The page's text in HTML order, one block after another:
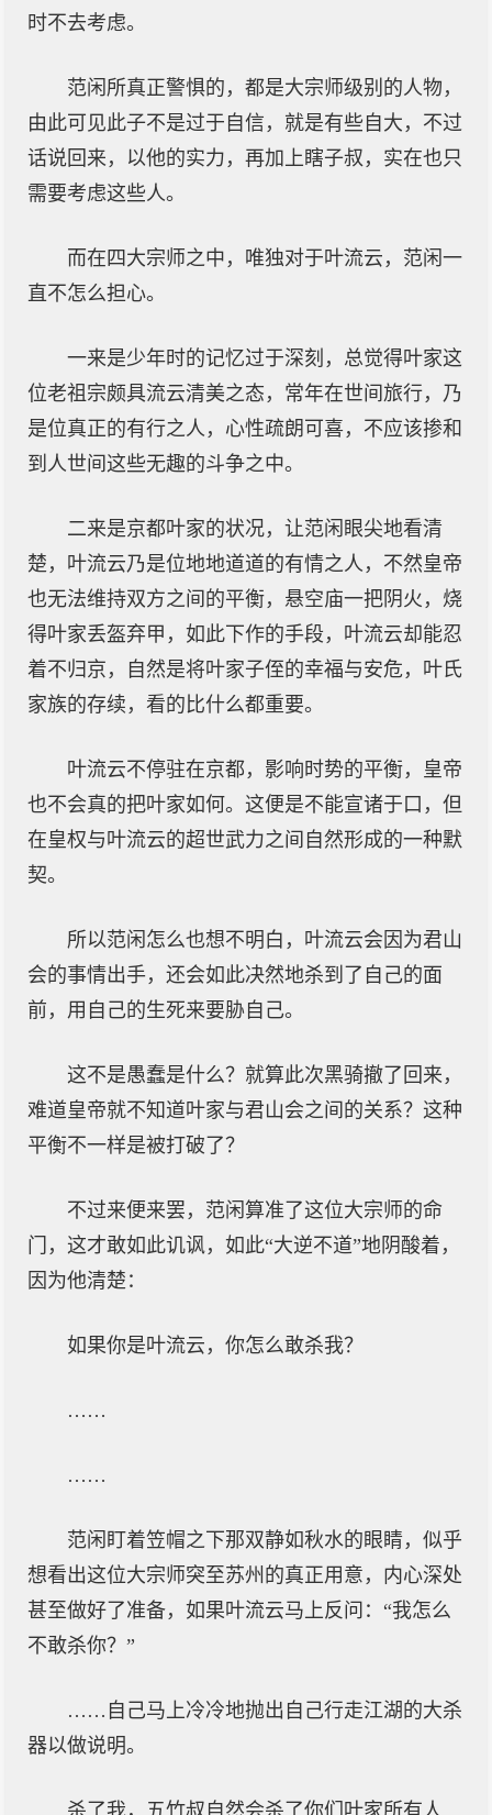
时不去考虑。
范闲所真正警惧的，都是大宗师级别的人物，
由此可见此子不是过于自信，就是有些自大，不过
话说回来，以他的实力，再加上瞎子叔，实在也只
需要考虑这些人。
而在四大宗师之中，唯独对于叶流云，范闲一
直不怎么担心。
一来是少年时的记忆过于深刻，总觉得叶家这
位老祖宗颇具流云清美之态，常年在世间旅行，乃
是位真正的有行之人，心性疏朗可喜，不应该掺和
到人世间这些无趣的斗争之中。
二来是京都叶家的状况，让范闲眼尖地看清
楚，叶流云乃是位地地道道的有情之人，不然皇帝
也无法维持双方之间的平衡，悬空庙一把阴火，烧
得叶家丢盔弃甲，如此下作的手段，叶流云却能忍
着不归京，自然是将叶家子侄的幸福与安危，叶氏
家族的存续，看的比什么都重要。
叶流云不停驻在京都，影响时势的平衡，皇帝
也不会真的把叶家如何。这便是不能宣诸于口，但
在皇权与叶流云的超世武力之间自然形成的一种默
契。
所以范闲怎么也想不明白，叶流云会因为君山
会的事情出手，还会如此决然地杀到了自己的面
前，用自己的生死来要胁自己。
这不是愚蠢是什么？就算此次黑骑撤了回来，
难道皇帝就不知道叶家与君山会之间的关系？这种
平衡不一样是被打破了？
不过来便来罢，范闲算准了这位大宗师的命
门，这才敢如此讥讽，如此“大逆不道”地阴酸着，
因为他清楚：
如果你是叶流云，你怎么敢杀我？
……
……
范闲盯着笠帽之下那双静如秋水的眼睛，似乎
想看出这位大宗师突至苏州的真正用意，内心深处
甚至做好了准备，如果叶流云马上反问：“我怎么
不敢杀你？”
……自己马上冷冷地抛出自己行走江湖的大杀
器以做说明。
杀了我，五竹叔自然会杀了你们叶家所有人